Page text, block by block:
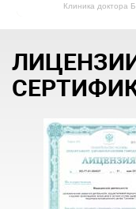
Клиника доктора